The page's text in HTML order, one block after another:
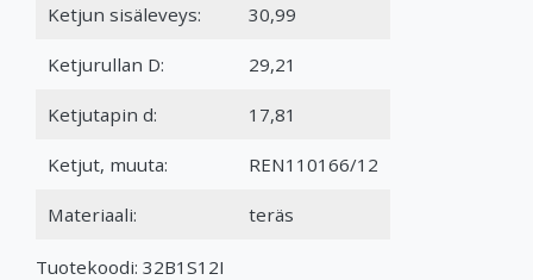
Ketjun sisäleveys: 30,99
Ketjurullan D: 29,21
Ketjutapin d: 17,81
Ketjut, muuta: REN110166/12
Materiaali: teräs
Tuotekoodi: 32B1S12I